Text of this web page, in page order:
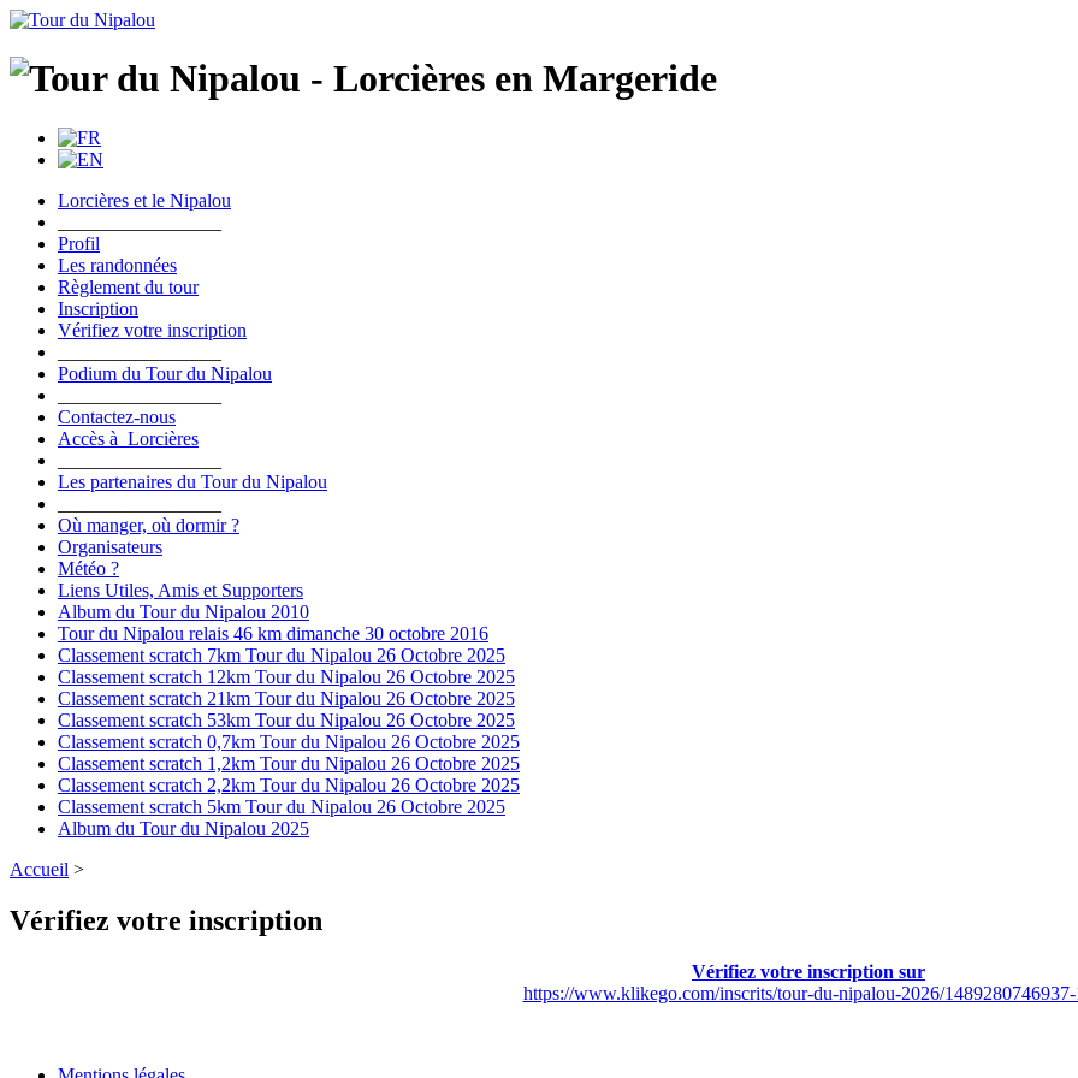
Lorcières et le Nipalou
Profil
Les randonnées
Règlement du tour
Inscription
Vérifiez votre inscription
Podium du Tour du Nipalou
Contactez-nous
Accès à Lorcières
Les partenaires du Tour du Nipalou
Où manger, où dormir ?
Organisateurs
Météo ?
Liens Utiles, Amis et Supporters
Album du Tour du Nipalou 2010
Tour du Nipalou relais 46 km dimanche 30 octobre 2016
Classement scratch 7km Tour du Nipalou 26 Octobre 2025
Classement scratch 12km Tour du Nipalou 26 Octobre 2025
Classement scratch 21km Tour du Nipalou 26 Octobre 2025
Classement scratch 53km Tour du Nipalou 26 Octobre 2025
Classement scratch 0,7km Tour du Nipalou 26 Octobre 2025
Classement scratch 1,2km Tour du Nipalou 26 Octobre 2025
Classement scratch 2,2km Tour du Nipalou 26 Octobre 2025
Classement scratch 5km Tour du Nipalou 26 Octobre 2025
Album du Tour du Nipalou 2025
Accueil >
Vérifiez votre inscription
Vérifiez votre inscription sur
https://www.klikego.com/inscrits/tour-du-nipalou-2026/